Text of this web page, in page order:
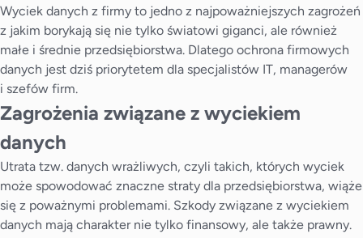
Wyciek danych z firmy to jedno z najpoważniejszych zagrożeń
z jakim borykają się nie tylko światowi giganci, ale również
małe i średnie przedsiębiorstwa. Dlatego ochrona firmowych
danych jest dziś priorytetem dla specjalistów IT, managerów
i szefów firm.
Zagrożenia związane z wyciekiem
danych
Utrata tzw. danych wrażliwych, czyli takich, których wyciek
może spowodować znaczne straty dla przedsiębiorstwa, wiąże
się z poważnymi problemami. Szkody związane z wyciekiem
danych mają charakter nie tylko finansowy, ale także prawny.